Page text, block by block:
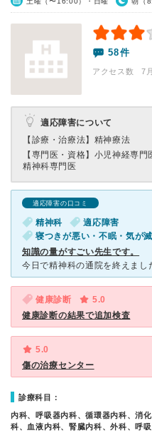
58件
アクセス数 7
適応障害について
【診療・治療法】 精神療法
【専門医・資格】 小児神経専門
精神科専門医
適応障害の口コミ
精神科
適応障害
寝つきが悪い・不眠・気が
知識の量がすごい先生です。
健康診断
5.0
健康診断の結果で追加検査
5.0
傷の治療センター
診療科目：
内科、呼吸器内科、循環器内科、消
科、血液内科、腎臓内科、外科、呼